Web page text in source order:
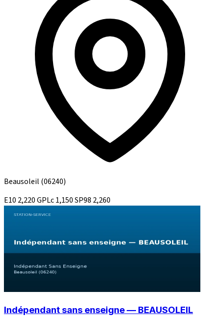
Beausoleil (06240)
E10 2,220GPLc1,150SP98 2,260
Indépendant sans enseigne — BEAUSOLEIL